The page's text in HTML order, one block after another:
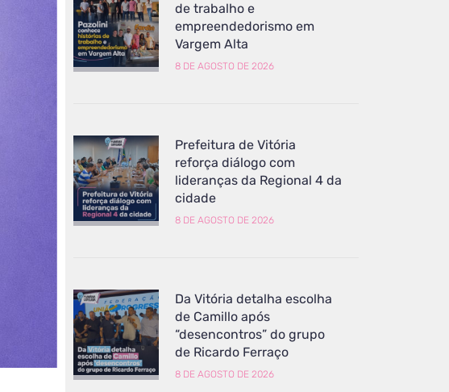
de trabalho e
empreendedorismo em
Vargem Alta
8 DE AGOSTO DE 2026
Prefeitura de Vitória
reforça diálogo com
lideranças da Regional 4 da
cidade
8 DE AGOSTO DE 2026
Da Vitória detalha escolha
de Camillo após
“desencontros” do grupo
de Ricardo Ferraço
8 DE AGOSTO DE 2026